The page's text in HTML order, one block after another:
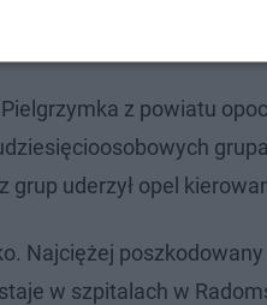
z powiatu
uderzył opel
Najciężej
w szpitalach w